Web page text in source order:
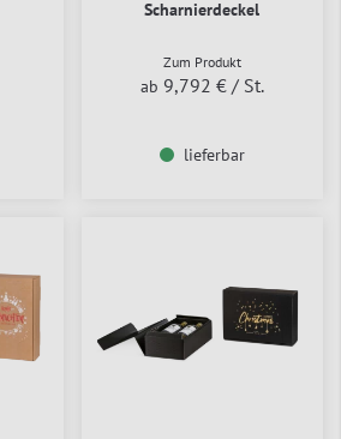
Scharnierdeckel
Zum Produkt
ab 9,792 € / St.
lieferbar